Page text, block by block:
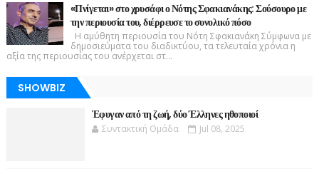
«Πνίγεται» στο χρυσάφι ο Νότης Σφακιανάκης: Σούσουρο με
την περιουσία του, διέρρευσε το συνολικό πόσο
Η αμύθητη περιουσία του Νότη Σφακιανάκη Σύμφωνα με
δημοσιεύματα του διαδικτύου, τα τελευταία χρόνια η
αξία της περιουσίας του ανέρχεται στ...
SHOWBIZ
Έφυγαν από τη ζωή, δύο Έλληνες ηθοποιοί
Συντακτική Ομάδα Jul 08, 2025